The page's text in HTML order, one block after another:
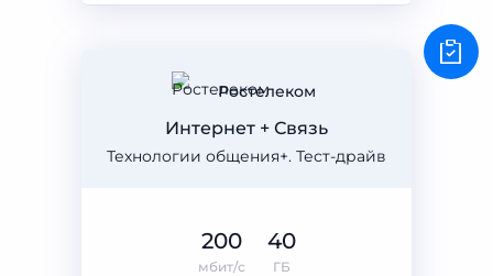
Ростелеком
Технологии общения+. Тест-драйв
Интернет + Связь
200
мбит/с
40
ГБ